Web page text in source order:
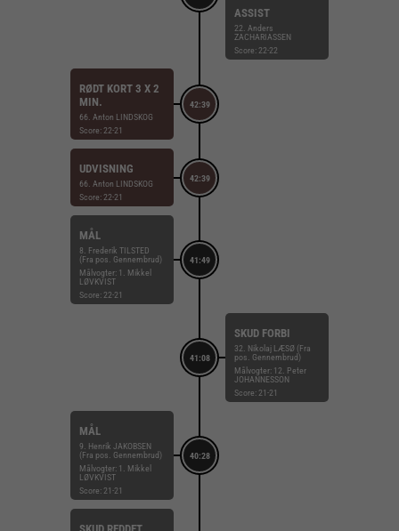
ASSIST
22. Anders
ZACHARIASSEN
Score: 22-22
42:39
RØDT KORT 3 X 2
MIN.
66. Anton LINDSKOG
Score: 22-21
42:39
UDVISNING
66. Anton LINDSKOG
Score: 22-21
41:49
MÅL
8. Frederik TILSTED
(Fra pos. Gennembrud)
Målvogter: 1. Mikkel
LØVKVIST
Score: 22-21
41:08
SKUD FORBI
32. Nikolaj LÆSØ (Fra
pos. Gennembrud)
Målvogter: 12. Peter
JOHANNESSON
Score: 21-21
40:28
MÅL
9. Henrik JAKOBSEN
(Fra pos. Gennembrud)
Målvogter: 1. Mikkel
LØVKVIST
Score: 21-21